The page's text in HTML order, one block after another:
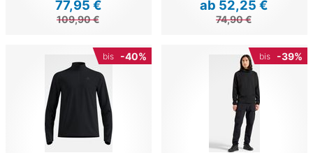
77,95 €
109,90 €
ab 52,25 €
74,90 €
bis -40% bis -39%